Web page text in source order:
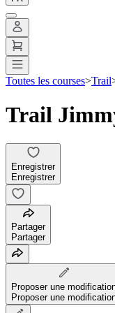
Toutes les courses>Trail
Trail
Enregistrer
Enregistrer
Partager
Partager
Proposer une
Proposer une